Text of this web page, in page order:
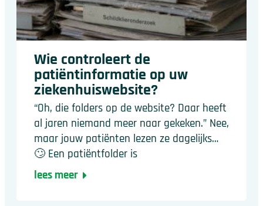
Wie controleert de
patiëntinformatie op uw
ziekenhuiswebsite?
“Oh, die folders op de website? Daar heeft
al jaren niemand meer naar gekeken.” Nee,
maar jouw patiënten lezen ze dagelijks…
🙄 Een patiëntfolder is
lees meer